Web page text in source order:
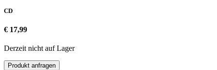
CD
€ 17,99
Derzeit nicht auf Lager
Produkt anfragen